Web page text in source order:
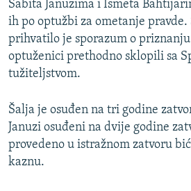
TRI DECENIJE OD RATA U BIH
SVE KARTE DEJTONA
NASTANAK I RASPAD JUGOSLAVIJE
Sabita Januzima i Ismeta
ih po optužbi za ometanje pravde.
prihvatilo je sporazum o
optuženici prethodno sklopili sa
tužiteljstvom.
Šalja je osuđen na tri godine
Januzi osuđeni na dvije godine
provedeno u istražnom zatvoru
kaznu.